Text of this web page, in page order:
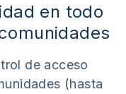
en todo
de acceso
(hasta